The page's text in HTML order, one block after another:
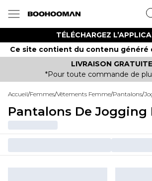
TÉLÉCHARGEZ
Ce site contient du contenu généré
LIVRAISON
*Pour toute commande de
Accueil/Femmes/Vêtements Femme/Pantalons/
Pantalons De Jogging